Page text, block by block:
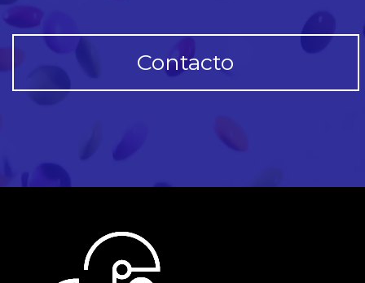
Contacto